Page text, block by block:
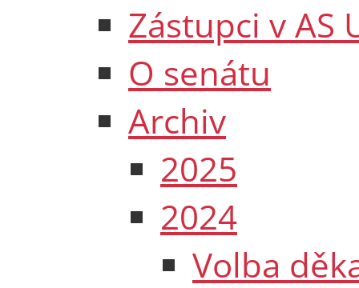
Zástupci v AS
O senátu
Archiv
2025
2024
Volba